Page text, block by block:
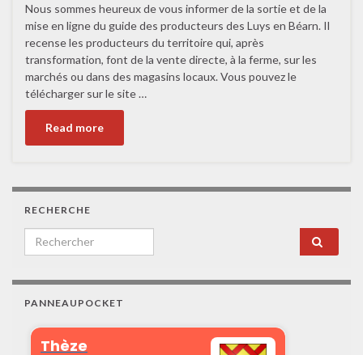
Nous sommes heureux de vous informer de la sortie et de la
mise en ligne du guide des producteurs des Luys en Béarn. Il
recense les producteurs du territoire qui, après
transformation, font de la vente directe, à la ferme, sur les
marchés ou dans des magasins locaux. Vous pouvez le
télécharger sur le site …
Read more
RECHERCHE
Search for:
PANNEAUPOCKET